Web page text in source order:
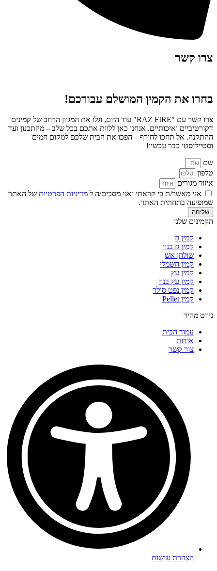
צרו קשר
בחרו את הקמין המושלם עבורכם!
צרו קשר עם "RAZ FIRE" עוד היום, וגלו את המגוון הרחב של קמינים
דקורטיביים ואיכותיים. אנחנו כאן ללוות אתכם בכל שלב – מהתכנון ועד
ההתקנה. אל תחכו לחורף – הפכו את הבית שלכם למקום חמים
וסטייליסטי כבר עכשיו!
שם
טלפון
איזור מגורים
אני מאשר/ת כי קראתי ואני מסכים/ה ל מדיניות הפרטיות של האתר
שמופיעה בתחתית האתר.
שליחה
הקמינים שלנו
קמין גז
קמין גז בנוי
שולחן אש
קמין חשמלי
קמין עץ
קמין עץ בנוי
קמין נפט סולר
קמין Pellet
ניווט מהיר
עמוד הבית
אודות
צור קשר
הצהרת נגישות